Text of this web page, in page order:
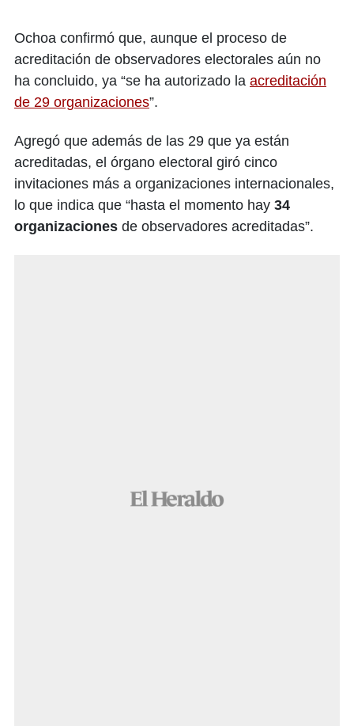
Ochoa confirmó que, aunque el proceso de
acreditación de observadores electorales aún no
ha concluido, ya “se ha autorizado la acreditación
de 29 organizaciones”.
Agregó que además de las 29 que ya están
acreditadas, el órgano electoral giró cinco
invitaciones más a organizaciones internacionales,
lo que indica que “hasta el momento hay 34
organizaciones de observadores acreditadas”.